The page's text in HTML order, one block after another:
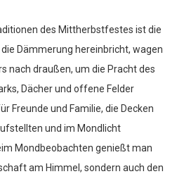
des Mittherbstfestes ist die
Dämmerung hereinbricht, wagen
nach draußen, um die Pracht des
Dächer und offene Felder
Freunde und Familie, die Decken
und im Mondlicht
Mondbeobachten genießt man
am Himmel, sondern auch den